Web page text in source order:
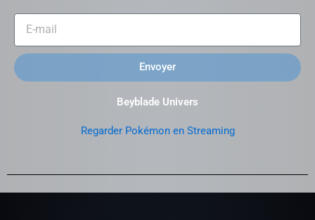
Envoyer
Beyblade Univers
Regarder Pokémon en Streaming